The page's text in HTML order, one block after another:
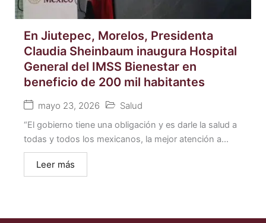
En Jiutepec, Morelos, Presidenta
Claudia Sheinbaum inaugura Hospital
General del IMSS Bienestar en
beneficio de 200 mil habitantes
mayo 23, 2026 Salud
“El gobierno tiene una obligación y es darle la salud a
todas y todos los mexicanos, la mejor atención a...
Leer más